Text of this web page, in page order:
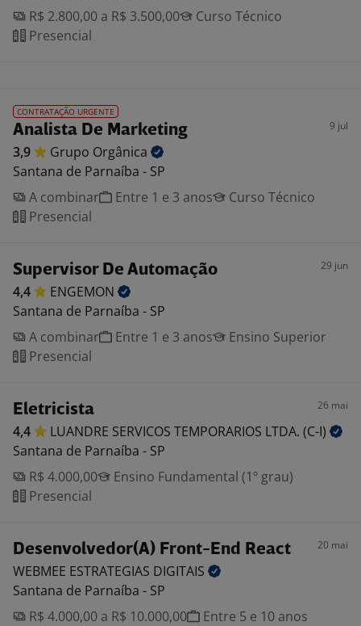
R$ 2.800,00 a R$ 3.500,00
Curso Técnico
Presencial
CONTRATAÇÃO URGENTE
Analista De Marketing 9 jul
3,9 Grupo Orgânica
Santana de Parnaíba - SP
A combinar
Entre 1 e 3 anos
Curso Técnico
Presencial
Supervisor De Automação 29 jun
4,4
ENGEMON
Santana de Parnaíba - SP
A combinar
Entre 1 e 3 anos
Ensino Superior
Presencial
Eletricista 26 mai
4,4 LUANDRE SERVICOS TEMPORARIOS LTDA. (C-I)
Santana de Parnaíba - SP
R$ 4.000,00
Ensino Fundamental (1º grau)
Presencial
Desenvolvedor(A) Front-End React 20 mai
WEBMEE ESTRATEGIAS DIGITAIS
Santana de Parnaíba - SP
R$ 4.000,00 a R$ 10.000,00
Entre 5 e 10 anos